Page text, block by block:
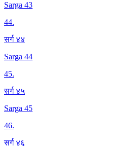
Sarga 43
44.
सर्ग ४४
Sarga 44
45.
सर्ग ४५
Sarga 45
46.
सर्ग ४६